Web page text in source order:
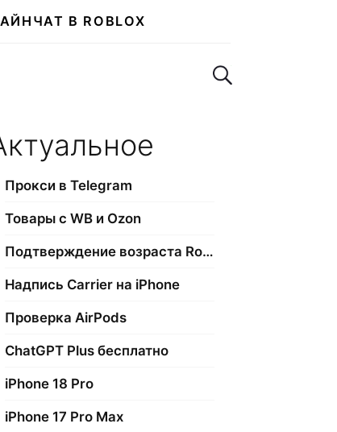
ЧАТ В ROBLOX
Поиск по сайту
Прокси в Telegram
Товары с WB и Ozon
Подтверждение возраста Roblox
Надпись Carrier на iPhone
Проверка AirPods
ChatGPT Plus бесплатно
iPhone 18 Pro
iPhone 17 Pro Max